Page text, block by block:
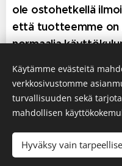
ole ostohetkellä
että tuotteemme on
normaalia
Muista
muusta pikkuviasta
tuotekuvauksissa.
toiminta testattu ja
Käytämme evästeitä
verkkosivustomme
turvallisuuden sekä
mahdollisen
Hyväksy vain